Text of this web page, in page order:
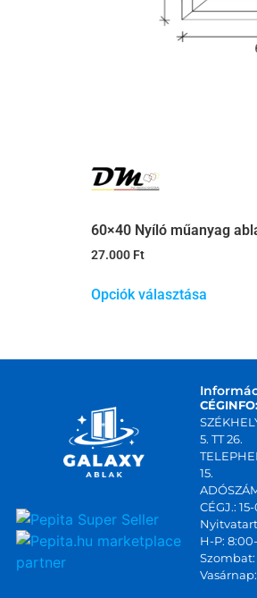
60×40 Nyíló műanyag
27.000 Ft
Opciók választása
marketplace
partner
5. TT 26.
15.
CÉGJ.:
H-P:
Szombat: